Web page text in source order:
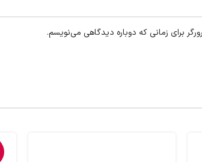
برای زمانی که دوباره دیدگاهی می‌نویسم.